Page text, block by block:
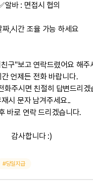
알바 : 면접시 협의
짜,시간 조율 가능 하세요
구"보고 연락드렸어요 해주
간 언제든 전화 바랍니다.
화주시면 친절히 답변드리겠
재시 문자 남겨주세요..
바로 연락 드리겠습니다.
감사합니다 :)
당일지급